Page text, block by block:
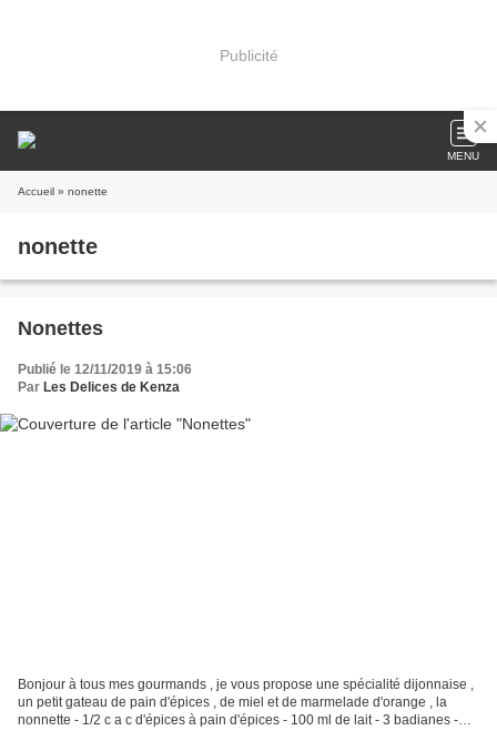
Publicité
MENU
Accueil » nonette
nonette
Nonettes
Publié le 12/11/2019 à 15:06
Par Les Delices de Kenza
Bonjour à tous mes gourmands , je vous propose une spécialité dijonnaise ,
un petit gateau de pain d'épices , de miel et de marmelade d'orange , la
nonnette - 1/2 c a c d'épices à pain d'épices - 100 ml de lait - 3 badianes -